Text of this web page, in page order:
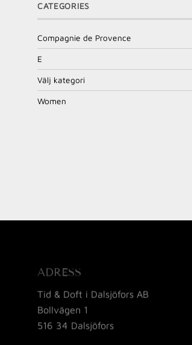
CATEGORIES
Compagnie de Provence
E
Välj kategori
Women
ADRESS
Tid & Doft i Dalsjöfors AB
Bollvägen 1
516 34 Dalsjöfors